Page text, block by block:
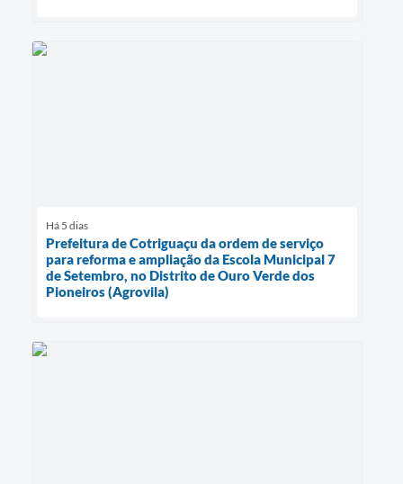
Há 5 dias
Prefeitura de Cotriguaçu da ordem de serviço
para reforma e ampliação da Escola Municipal 7
de Setembro, no Distrito de Ouro Verde dos
Pioneiros (Agrovila)